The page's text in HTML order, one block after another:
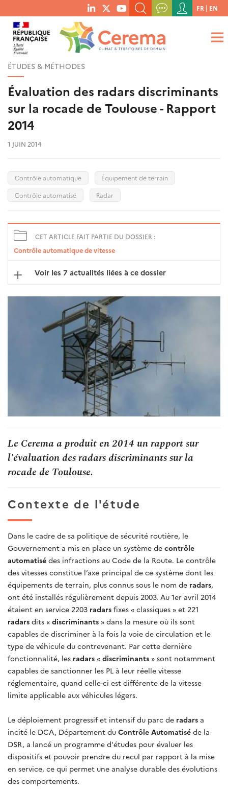
menu
social
links
RECHERCHER UN MOT-CLÉ, UNE PUBLICATION, ETC.
QUE RECHERCHEZ-VOUS ?
Menu
du
compte
de
FR EN
ÉTUDES & MÉTHODES
Évaluation des radars discriminants
sur la rocade de Toulouse - Rapport
2014
1 JUIN 2014
Contrôle automatique
Équipement de terrain
Contrôle automatisé
Radar
CET ARTICLE FAIT PARTIE DU DOSSIER :
Contrôle automatique de vitesse
Voir les 7 actualités liées à ce dossier
Le Cerema a produit en 2014 un rapport sur
l'évaluation des radars discriminants sur la
rocade de Toulouse.
Contexte de l'étude
Dans le cadre de sa politique de sécurité routière, le
Gouvernement a mis en place un système de contrôle
automatisé des infractions au Code de la Route. Le contrôle
des vitesses constitue l’axe principal de ce système dont les
équipements de terrain, plus connus sous le nom de radars,
ont été installés régulièrement depuis 2003. Au 1er avril 2014
étaient en service 2203 radars fixes « classiques » et 221
radars dits « discriminants » dans la mesure où ils sont
capables de discriminer à la fois la voie de circulation et le
type de véhicule du contrevenant. Par cette dernière
fonctionnalité, les radars « discriminants » sont notamment
capables de sanctionner les PL à leur réelle vitesse
réglementaire, quand celle-ci est différente de la vitesse
limite applicable aux véhicules légers.
Le déploiement progressif et intensif du parc de radars a
incité le DCA, Département du Contrôle Automatisé de la
DSR, a lancé un programme d'études pour évaluer les
dispositifs et pouvoir prendre du recul par rapport à la mise
en service, ce qui permet une analyse durable des évolutions
des comportements.